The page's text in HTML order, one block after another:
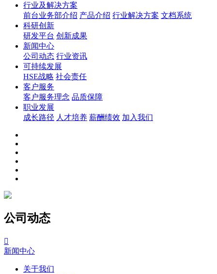
行业及解决方案
前台业务部介绍 产品介绍 行业解决方案 文档系统
科研创新
研发平台 创新成果
新闻中心
公司动态 行业资讯
可持续发展
HSE战略 社会责任
客户服务
客户服务理念 品质保障
职业发展
成长路径 人才培养 薪酬绩效 加入我们
公司动态

新闻中心
关于我们